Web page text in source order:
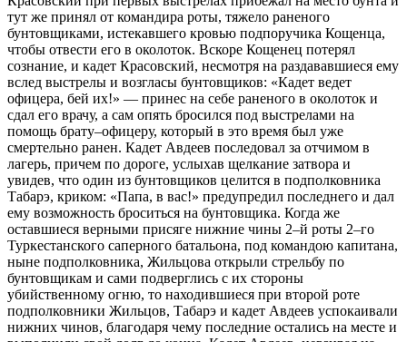
тут же принял от командира роты, тяжело раненого
бунтовщиками, истекавшего кровью подпоручика Кощенца,
чтобы отвести его в околоток. Вскоре Кощенец потерял
сознание, и кадет Красовский, несмотря на раздававшиеся ему
вслед выстрелы и возгласы бунтовщиков: «Кадет ведет
офицера, бей их!» — принес на себе раненого в околоток и
сдал его врачу, а сам опять бросился под выстрелами на
помощь брату–офицеру, который в это время был уже
смертельно ранен. Кадет Авдеев последовал за отчимом в
лагерь, причем по дороге, услыхав щелкание затвора и
увидев, что один из бунтовщиков целится в подполковника
Табарэ, криком: «Папа, в вас!» предупредил последнего и дал
ему возможность броситься на бунтовщика. Когда же
оставшиеся верными присяге нижние чины 2–й роты 2–го
Туркестанского саперного батальона, под командою капитана,
ныне подполковника, Жильцова открыли стрельбу по
бунтовщикам и сами подверглись с их стороны
убийственному огню, то находившиеся при второй роте
подполковники Жильцов, Табарэ и кадет Авдеев успокаивали
нижних чинов, благодаря чему последние остались на месте и